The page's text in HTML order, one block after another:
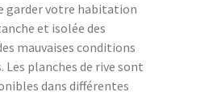
garder votre habitation
et isolée des
mauvaises conditions
planches de rive sont
dans différentes